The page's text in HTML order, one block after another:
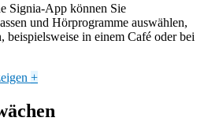
Signia-App können Sie
und Hörprogramme auswählen,
beispielsweise in einem Café oder bei
+